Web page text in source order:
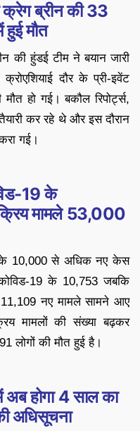
ब्रीन की 33
हुई मौत
की हुंडई टीम ने बयान जारी
दौर के प्री-इवेंट
हो गई। बकौल रिपोर्ट्स,
कर रहे थे और इस दौरान
गई।
19 के
मामले 53,000
के 10,000 से अधिक नए केस
19 के 10,753 जबकि
नए मामले सामने आए
मामलों की संख्या बढ़कर
लोगों की मौत हुई है।
में अब होगा 4 साल का
अधिसूचना